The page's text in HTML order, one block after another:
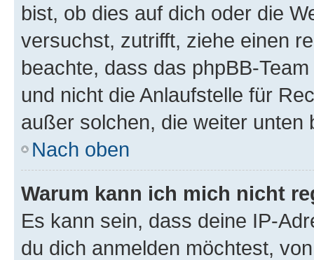
bist, ob dies auf dich oder die
versuchst, zutrifft, ziehe einen
beachte, dass das phpBB-
und nicht die Anlaufstelle für
außer solchen, die weiter unten
Nach oben
Warum kann ich mich nicht
Es kann sein, dass deine IP-
du dich anmelden möchtest,